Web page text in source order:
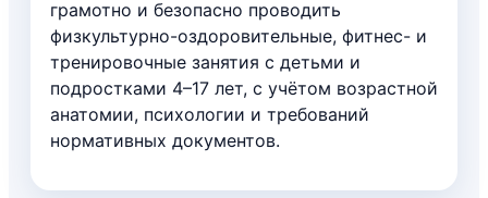
грамотно и безопасно проводить
физкультурно-оздоровительные, фитнес- и
тренировочные занятия с детьми и
подростками 4–17 лет, с учётом возрастной
анатомии, психологии и требований
нормативных документов.